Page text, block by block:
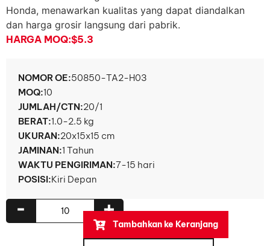
Honda, menawarkan kualitas yang dapat diandalkan
dan harga grosir langsung dari pabrik.
HARGA MOQ:$5.3
NOMOR OE:50850-TA2-H03
MOQ:10
JUMLAH/CTN:20/1
BERAT:1.0-2.5 kg
UKURAN:20x15x15 cm
JAMINAN:1 Tahun
WAKTU PENGIRIMAN:7-15 hari
POSISI:Kiri Depan
+
-
Tambahkan ke Keranjang